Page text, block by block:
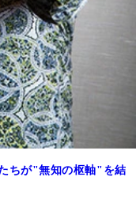
ちが"無知の枢軸"を結